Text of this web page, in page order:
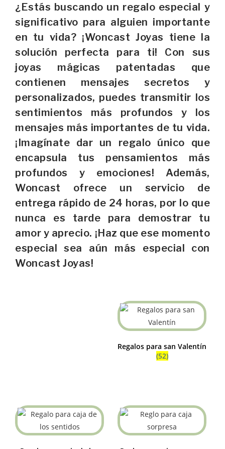
¿Estás buscando un regalo especial y
significativo para alguien importante
en tu vida? ¡Woncast Joyas tiene la
solución perfecta para ti! Con sus
joyas mágicas patentadas que
contienen mensajes secretos y
personalizados, puedes transmitir los
sentimientos más profundos y los
mensajes más importantes de tu vida.
¡Imagínate dar un regalo único que
encapsula tus pensamientos más
profundos y emociones! Además,
Woncast ofrece un servicio de
entrega rápido de 24 horas, por lo que
nunca es tarde para demostrar tu
amor y aprecio. ¡Haz que ese momento
especial sea aún más especial con
Woncast Joyas!
Regalos para san Valentín
(52)